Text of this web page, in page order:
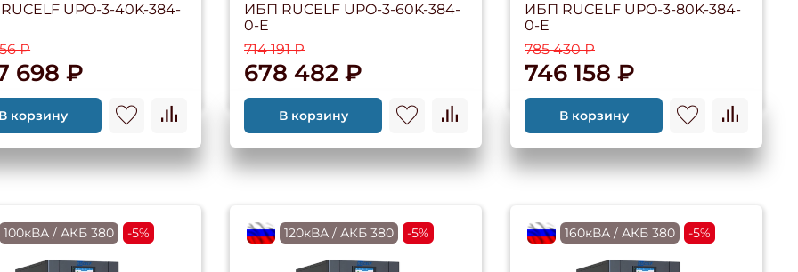
UPO-3-40K-384-
₽
698 ₽
корзину
ИБП RUCELF UPO-3-60K-384-
0-E
714 191 ₽
678 482 ₽
В корзину
ИБП RUCELF UPO-3-80K-384-
0-E
785 430 ₽
746 158 ₽
В корзину
100кВА / АКБ 380 -5% flagRU120кВА / АКБ 380 -5% flagRU160кВА / АКБ 380 -5%